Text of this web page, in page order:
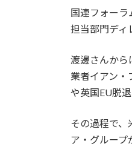
国連フォー
担当部門ディ
渡邊さんから
業者イアン・
や英国EU脱
その過程で
ア・グループ